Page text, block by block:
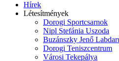
Hírek
Létesítmények
Dorogi Sportcsarnok
Nipl Stefánia Uszoda
Buzánszky Jenő
Dorogi Teniszcentrum
Városi Tekepálya